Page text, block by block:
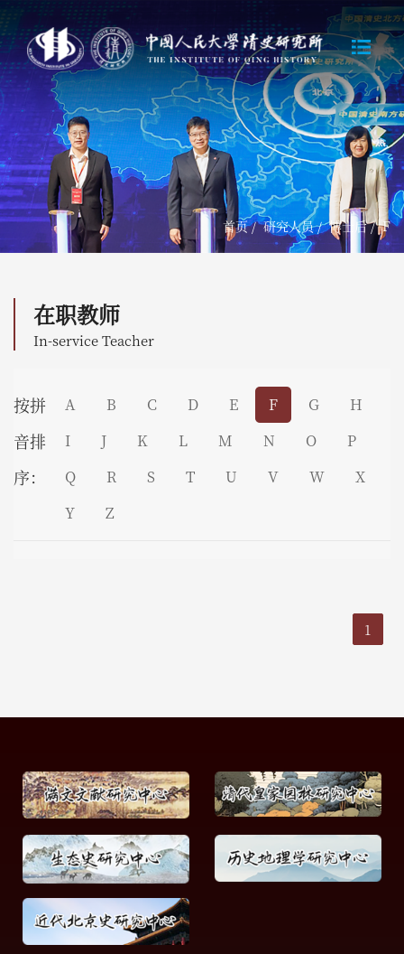
首页/研究人员/博士后/F
在职教师
In-service Teacher
按拼
音排
序：
A B C D E F G
H
I
J K L M N O
P
Q
R S T U V W
X
Y
Z
1